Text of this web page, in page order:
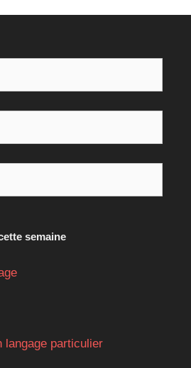
semaine
langage particulier